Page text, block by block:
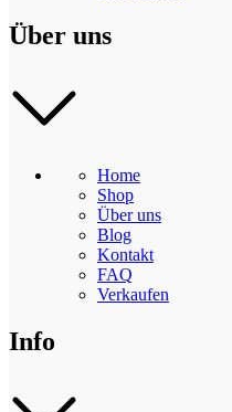
Über uns
Home
Shop
Über uns
Blog
Kontakt
FAQ
Verkaufen
Info